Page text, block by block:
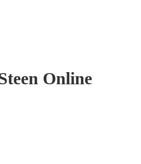
Online